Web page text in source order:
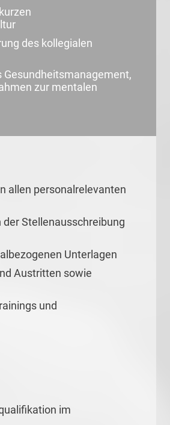
des kollegialen
Gesundheitsmanagement,
zur mentalen
allen personalrelevanten
Stellenausschreibung
Unterlagen
Austritten sowie
und
im